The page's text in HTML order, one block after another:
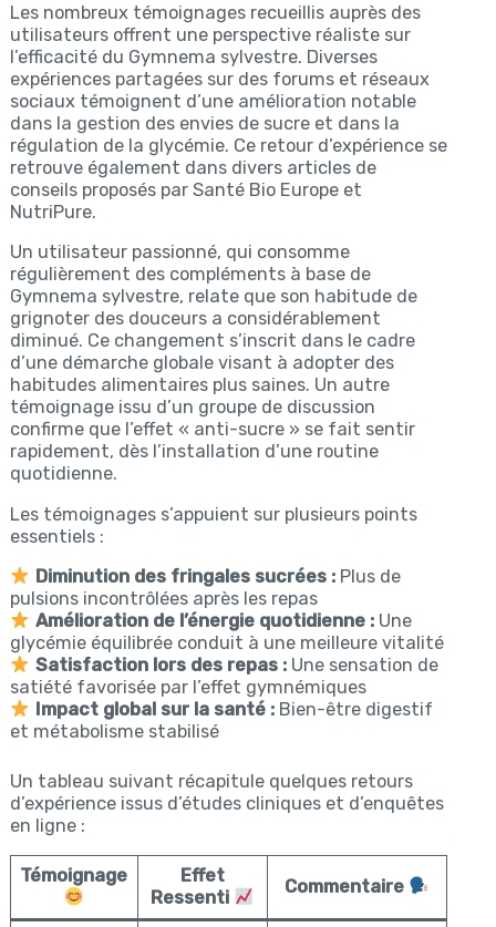
Les nombreux témoignages recueillis auprès des
utilisateurs offrent une perspective réaliste sur
l’efficacité du Gymnema sylvestre. Diverses
expériences partagées sur des forums et réseaux
sociaux témoignent d’une amélioration notable
dans la gestion des envies de sucre et dans la
régulation de la glycémie. Ce retour d’expérience se
retrouve également dans divers articles de
conseils proposés par Santé Bio Europe et
NutriPure.
Un utilisateur passionné, qui consomme
régulièrement des compléments à base de
Gymnema sylvestre, relate que son habitude de
grignoter des douceurs a considérablement
diminué. Ce changement s’inscrit dans le cadre
d’une démarche globale visant à adopter des
habitudes alimentaires plus saines. Un autre
témoignage issu d’un groupe de discussion
confirme que l’effet « anti-sucre » se fait sentir
rapidement, dès l’installation d’une routine
quotidienne.
Les témoignages s’appuient sur plusieurs points
essentiels :
Diminution des fringales sucrées :Plus de
pulsions incontrôlées après les repas
Amélioration de l’énergie quotidienne :Une
glycémie équilibrée conduit à une meilleure vitalité
Satisfaction lors des repas :Une sensation de
satiété favorisée par l’effet gymnémiques
Impact global sur la santé :Bien-être digestif
et métabolisme stabilisé
Un tableau suivant récapitule quelques retours
d’expérience issus d’études cliniques et d’enquêtes
en ligne :
Témoignage
Effet
Ressenti
Commentaire